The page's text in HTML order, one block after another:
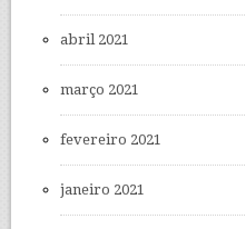
abril 2021
março 2021
fevereiro 2021
janeiro 2021